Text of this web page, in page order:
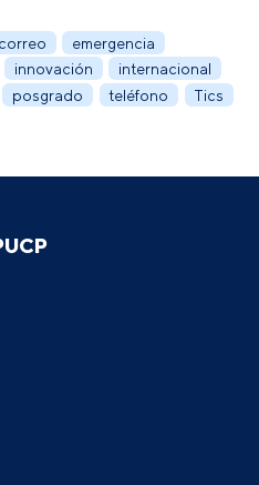
correo
emergencia
innovación
internacional
posgrado teléfono Tics